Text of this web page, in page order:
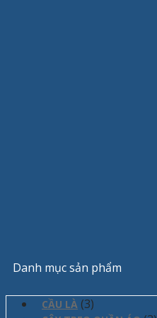
Danh mục sản phẩm
CẦU LÀ (3)